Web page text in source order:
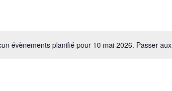
Notice
évènements planifié pour 10 mai 2026. Passer aux